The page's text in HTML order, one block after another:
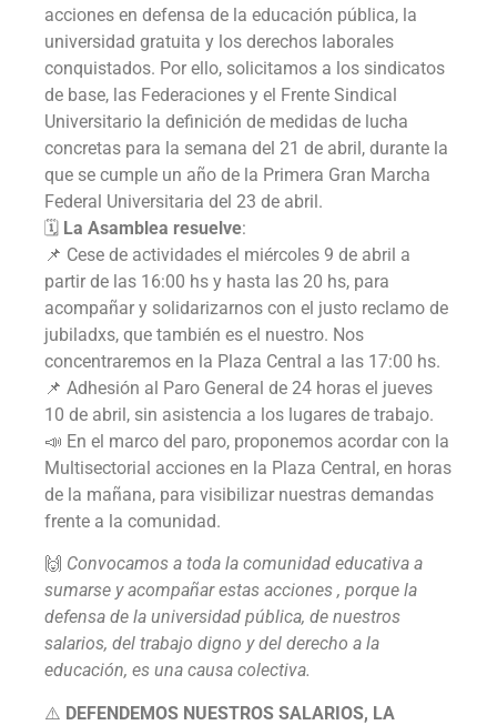
acciones en defensa de la educación pública, la
universidad gratuita y los derechos laborales
conquistados. Por ello, solicitamos a los sindicatos
de base, las Federaciones y el Frente Sindical
Universitario la definición de medidas de lucha
concretas para la semana del 21 de abril, durante la
que se cumple un año de la Primera Gran Marcha
Federal Universitaria del 23 de abril.
🗓️ La Asamblea resuelve:
📌 Cese de actividades el miércoles 9 de abril a
partir de las 16:00 hs y hasta las 20 hs, para
acompañar y solidarizarnos con el justo reclamo de
jubiladxs, que también es el nuestro. Nos
concentraremos en la Plaza Central a las 17:00 hs.
📌 Adhesión al Paro General de 24 horas el jueves
10 de abril, sin asistencia a los lugares de trabajo.
📣 En el marco del paro, proponemos acordar con la
Multisectorial acciones en la Plaza Central, en horas
de la mañana, para visibilizar nuestras demandas
frente a la comunidad.
🙌 Convocamos a toda la comunidad educativa a
sumarse y acompañar estas acciones , porque la
defensa de la universidad pública, de nuestros
salarios, del trabajo digno y del derecho a la
educación, es una causa colectiva.
⚠️ DEFENDEMOS NUESTROS SALARIOS, LA